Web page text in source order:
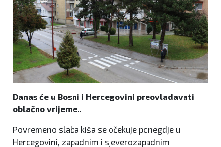
Danas će u Bosni i Hercegovini preovladavati
oblačno vrijeme..
Povremeno slaba kiša se očekuje ponegdje u
Hercegovini, zapadnim i sjeverozapadnim